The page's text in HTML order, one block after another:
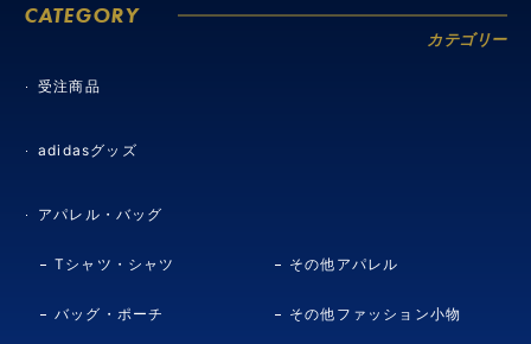
CATEGORY
カテゴリー
受注商品
adidasグッズ
アパレル・バッグ
Tシャツ・シャツ その他アパレル
バッグ・ポーチ その他ファッション小物